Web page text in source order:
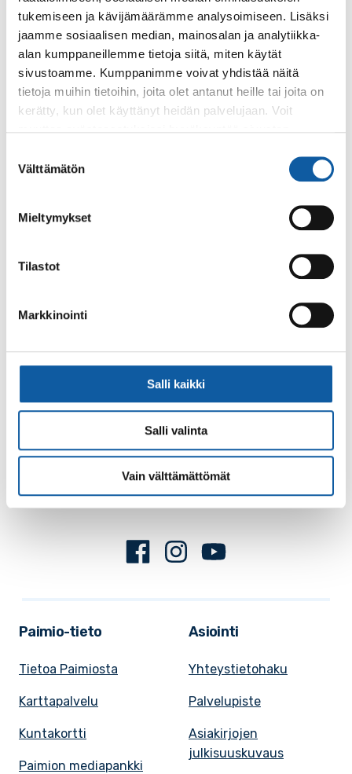
tukemiseen ja kävijämäärämme analysoimiseen. Lisäksi
jaamme sosiaalisen median, mainosalan ja analytiikka-
alan kumppaneillemme tietoja siitä, miten käytät
sivustoamme. Kumppanimme voivat yhdistää näitä
tietoja muihin tietoihin, joita olet antanut heille tai joita on
kerätty, kun olet käyttänyt heidän palvelujaan. Voit
valinta
Välttämätön
Mieltymykset
Tilastot
Markkinointi
Salli kaikki
Salli valinta
Vain välttämättömät
https://lieto.4h.fi/leirit/ponileiri/
Takaisin tapahtumiin
Käyntiosoite: Vistantie 18
Postiosoite: PL 50, 21531 PAIMIO
FacebookInstagram
Paimio-tieto
Tietoa Paimiosta
Karttapalvelu
Kuntakortti
Paimion mediapankki
Asiointi
Yhteystietohaku
Palvelupiste
Asiakirjojen
julkisuuskuvaus